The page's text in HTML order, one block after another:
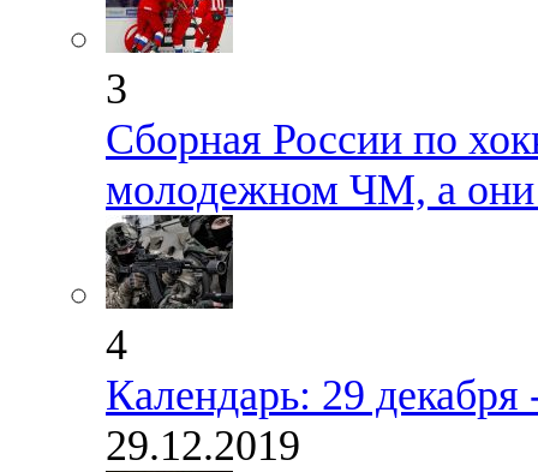
3
Сборная России по
молодежном ЧМ, а они
4
Календарь: 29
29.12.2019